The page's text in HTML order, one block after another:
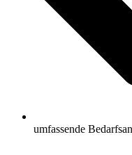
umfassende